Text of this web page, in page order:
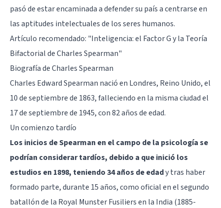
pasó de estar encaminada a defender su país a centrarse en
las aptitudes intelectuales de los seres humanos.
Artículo recomendado: "Inteligencia: el Factor G y la Teoría
Bifactorial de Charles Spearman"
Biografía de Charles Spearman
Charles Edward Spearman nació en Londres, Reino Unido, el
10 de septiembre de 1863, falleciendo en la misma ciudad el
17 de septiembre de 1945, con 82 años de edad.
Un comienzo tardío
Los inicios de Spearman en el campo de la psicología se
podrían considerar tardíos, debido a que inició los
estudios en 1898, teniendo 34 años de edady tras haber
formado parte, durante 15 años, como oficial en el segundo
batallón de la Royal Munster Fusiliers en la India (1885-